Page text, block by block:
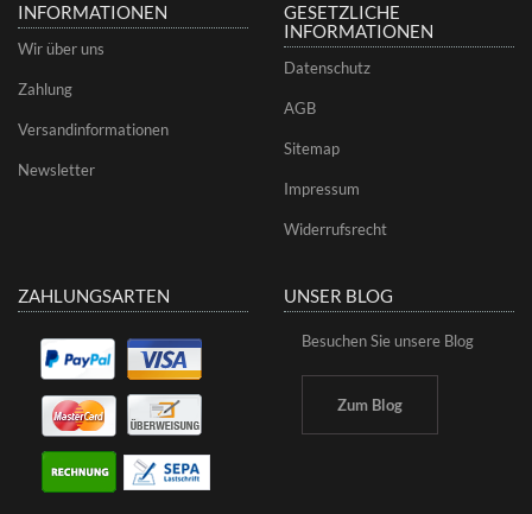
INFORMATIONEN
Wir über uns
Zahlung
Versandinformationen
Newsletter
GESETZLICHE
INFORMATIONEN
Datenschutz
AGB
Sitemap
Impressum
Widerrufsrecht
ZAHLUNGSARTEN UNSER BLOG
Besuchen Sie unsere Blog
Zum Blog